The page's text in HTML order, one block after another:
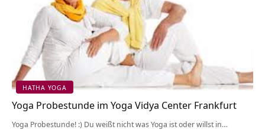
HATHA YOGA
Yoga Probestunde im Yoga Vidya Center Frankfurt
Yoga Probestunde! :) Du weißt nicht was Yoga ist oder willst in…